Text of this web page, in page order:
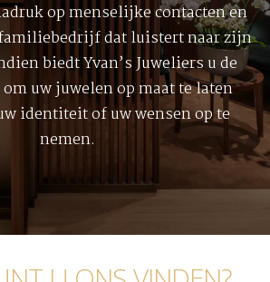
op menselijke contacten en
dat luistert naar zijn
biedt Yvan’s Juweliers u de
uw juwelen op maat te laten
identiteit of uw wensen op te
nemen.